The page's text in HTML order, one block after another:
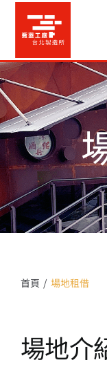
content
預約走讀
場地租借
活動紀錄
職人空間
13+實證場域
首頁 場地租借
場地介